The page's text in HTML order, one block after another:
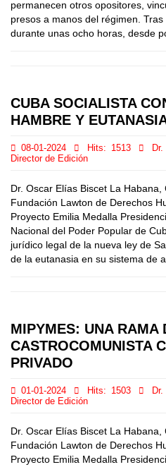
permanecen otros opositores,
presos a manos del régimen.
durante unas ocho horas, desde
CUBA SOCIALISTA
HAMBRE Y
08-01-2024 Hits: 1513
Director de Edición
Dr. Oscar Elías Biscet La
Fundación Lawton de Derechos
Proyecto Emilia Medalla
Nacional del Poder Popular de
jurídico legal de la nueva ley de
de la eutanasia en su sistema de
MIPYMES: UNA RAMA
CASTROCOMUNISTA
PRIVADO
01-01-2024 Hits: 1503
Director de Edición
Dr. Oscar Elías Biscet La
Fundación Lawton de Derechos
Proyecto Emilia Medalla